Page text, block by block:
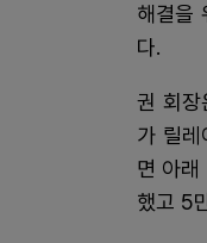
해결을
다.
권 회장
가 릴
면 아래
했고 5